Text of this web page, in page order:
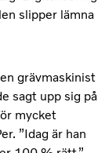
slipper lämna
grävmaskinist
sagt upp sig på
mycket
”Idag är han